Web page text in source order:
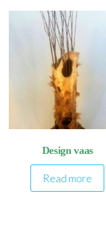
Design vaas
Read more